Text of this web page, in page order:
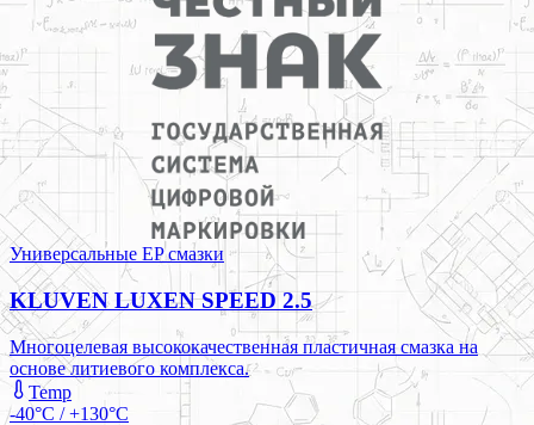
Универсальные EP смазки
KLUVEN LUXEN SPEED 2.5
Многоцелевая высококачественная пластичная смазка на
основе литиевого комплекса.
Temp
-40°C / +130°C